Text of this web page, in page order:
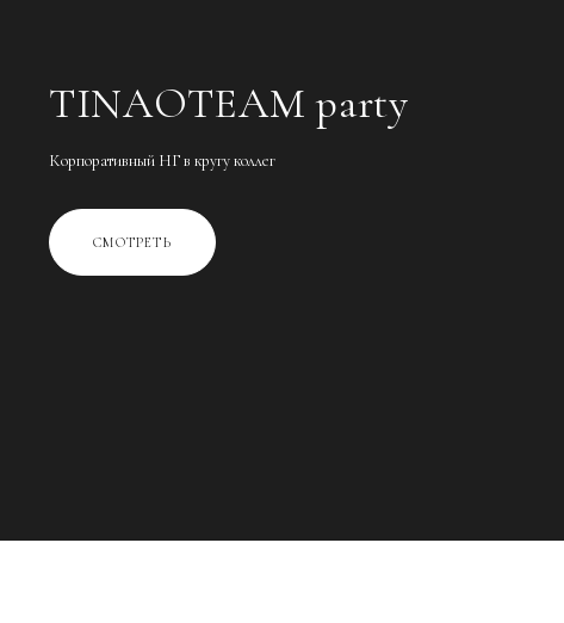
TINAOTEAM party
Корпоративный НГ в кругу коллег
СМОТРЕТЬ